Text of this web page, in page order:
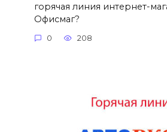
горячая линия интернет-
Офисмаг?
0 208